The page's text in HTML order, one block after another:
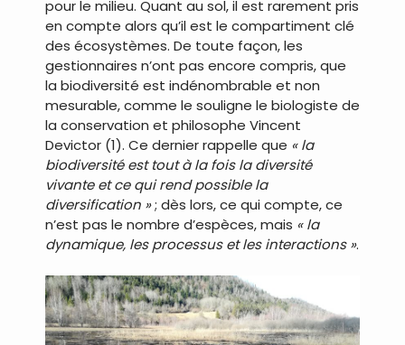
pour le milieu. Quant au sol, il est rarement pris
en compte alors qu’il est le compartiment clé
des écosystèmes. De toute façon, les
gestionnaires n’ont pas encore compris, que
la biodiversité est indénombrable et non
mesurable, comme le souligne le biologiste de
la conservation et philosophe Vincent
Devictor (1). Ce dernier rappelle que « la
biodiversité est tout à la fois la diversité
vivante et ce qui rend possible la
diversification »; dès lors, ce qui compte, ce
n’est pas le nombre d’espèces, mais « la
dynamique, les processus et les interactions ».